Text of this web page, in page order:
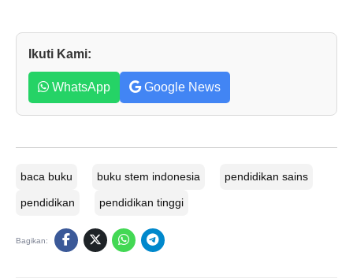
Ikuti Kami:
WhatsApp Google News
baca buku buku stem indonesia pendidikan sains
pendidikan pendidikan tinggi
Bagikan: